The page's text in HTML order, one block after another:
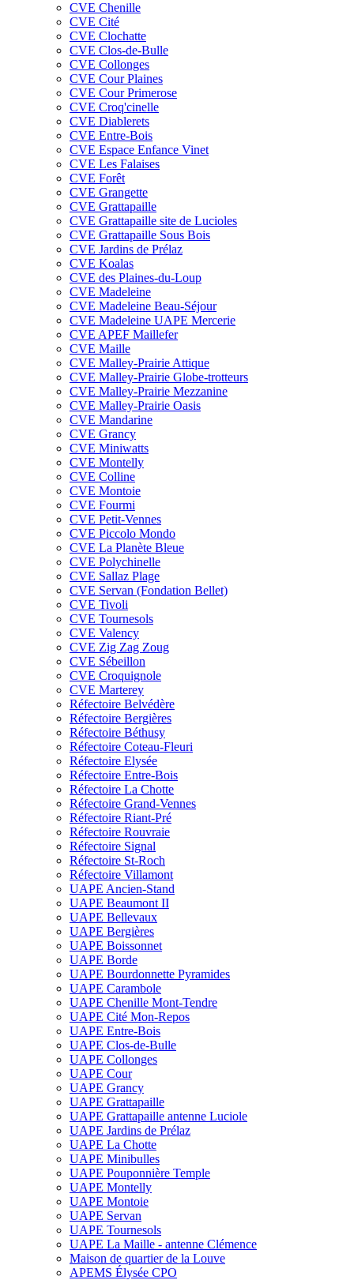
CVE Chenille
CVE Cité
CVE Clochatte
CVE Clos-de-Bulle
CVE Collonges
CVE Cour Plaines
CVE Cour Primerose
CVE Croq'cinelle
CVE Diablerets
CVE Entre-Bois
CVE Espace Enfance Vinet
CVE Les Falaises
CVE Forêt
CVE Grangette
CVE Grattapaille
CVE Grattapaille site de Lucioles
CVE Grattapaille Sous Bois
CVE Jardins de Prélaz
CVE Koalas
CVE des Plaines-du-Loup
CVE Madeleine
CVE Madeleine Beau-Séjour
CVE Madeleine UAPE Mercerie
CVE APEF Maillefer
CVE Maille
CVE Malley-Prairie Attique
CVE Malley-Prairie Globe-trotteurs
CVE Malley-Prairie Mezzanine
CVE Malley-Prairie Oasis
CVE Mandarine
CVE Grancy
CVE Miniwatts
CVE Montelly
CVE Colline
CVE Montoie
CVE Fourmi
CVE Petit-Vennes
CVE Piccolo Mondo
CVE La Planète Bleue
CVE Polychinelle
CVE Sallaz Plage
CVE Servan (Fondation Bellet)
CVE Tivoli
CVE Tournesols
CVE Valency
CVE Zig Zag Zoug
CVE Sébeillon
CVE Croquignole
CVE Marterey
Réfectoire Belvédère
Réfectoire Bergières
Réfectoire Béthusy
Réfectoire Coteau-Fleuri
Réfectoire Elysée
Réfectoire Entre-Bois
Réfectoire La Chotte
Réfectoire Grand-Vennes
Réfectoire Riant-Pré
Réfectoire Rouvraie
Réfectoire Signal
Réfectoire St-Roch
Réfectoire Villamont
UAPE Ancien-Stand
UAPE Beaumont II
UAPE Bellevaux
UAPE Bergières
UAPE Boissonnet
UAPE Borde
UAPE Bourdonnette Pyramides
UAPE Carambole
UAPE Chenille Mont-Tendre
UAPE Cité Mon-Repos
UAPE Entre-Bois
UAPE Clos-de-Bulle
UAPE Collonges
UAPE Cour
UAPE Grancy
UAPE Grattapaille
UAPE Grattapaille antenne Luciole
UAPE Jardins de Prélaz
UAPE La Chotte
UAPE Minibulles
UAPE Pouponnière Temple
UAPE Montelly
UAPE Montoie
UAPE Servan
UAPE Tournesols
UAPE La Maille - antenne Clémence
Maison de quartier de la Louve
APEMS Élysée CPO